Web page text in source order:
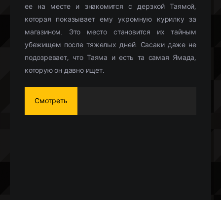
ее на месте и знакомится с дерзкой Таямой,
которая показывает ему укромную курилку за
магазином. Это место становится их тайным
убежищем после тяжелых дней. Сасаки даже не
подозревает, что Таяма и есть та самая Ямада,
которую он давно ищет.
Смотреть